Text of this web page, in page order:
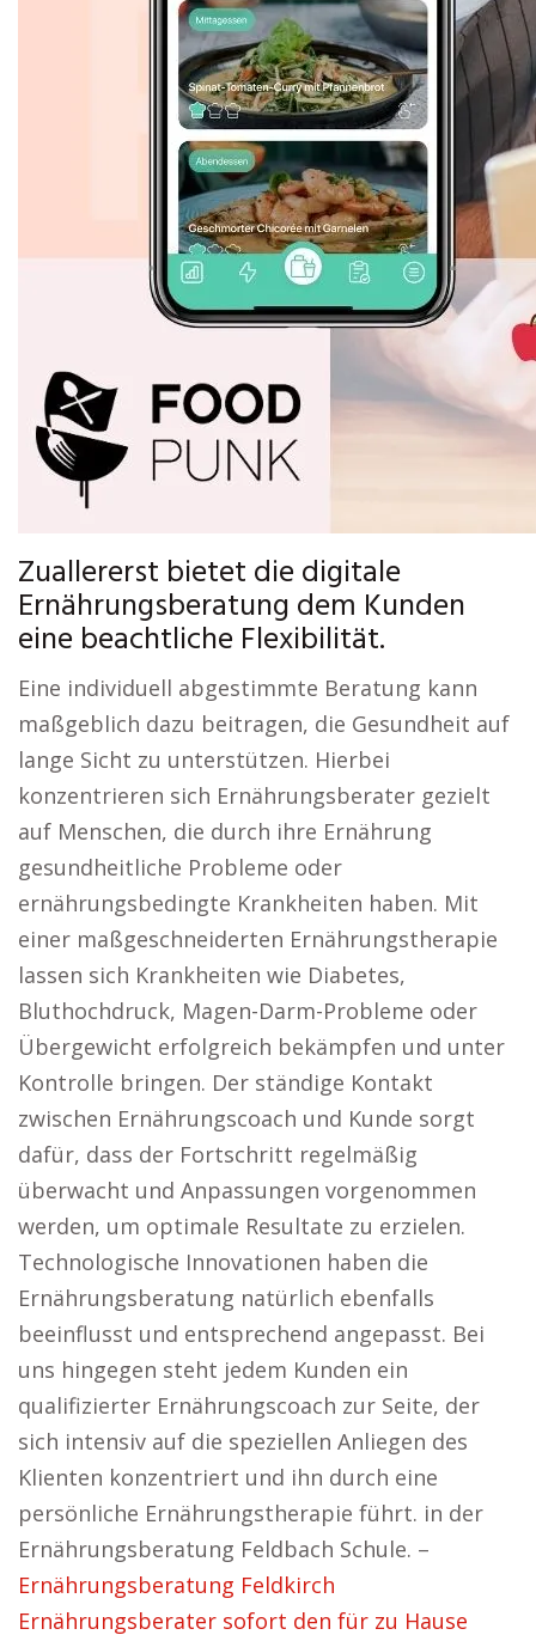
Zuallererst bietet die digitale
Ernährungsberatung dem Kunden
eine beachtliche Flexibilität.
Eine individuell abgestimmte Beratung kann
maßgeblich dazu beitragen, die Gesundheit auf
lange Sicht zu unterstützen. Hierbei
konzentrieren sich Ernährungsberater gezielt
auf Menschen, die durch ihre Ernährung
gesundheitliche Probleme oder
ernährungsbedingte Krankheiten haben. Mit
einer maßgeschneiderten Ernährungstherapie
lassen sich Krankheiten wie Diabetes,
Bluthochdruck, Magen-Darm-Probleme oder
Übergewicht erfolgreich bekämpfen und unter
Kontrolle bringen. Der ständige Kontakt
zwischen Ernährungscoach und Kunde sorgt
dafür, dass der Fortschritt regelmäßig
überwacht und Anpassungen vorgenommen
werden, um optimale Resultate zu erzielen.
Technologische Innovationen haben die
Ernährungsberatung natürlich ebenfalls
beeinflusst und entsprechend angepasst. Bei
uns hingegen steht jedem Kunden ein
qualifizierter Ernährungscoach zur Seite, der
sich intensiv auf die speziellen Anliegen des
Klienten konzentriert und ihn durch eine
persönliche Ernährungstherapie führt. in der
Ernährungsberatung Feldbach Schule. –
Ernährungsberatung Feldkirch
Ernährungsberater sofort den für zu Hause